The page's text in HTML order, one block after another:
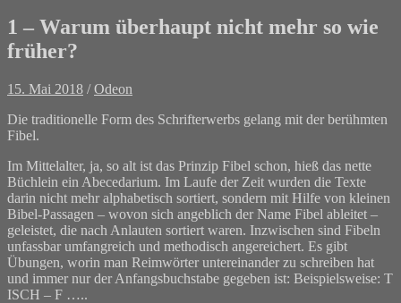
1 – Warum überhaupt nicht mehr so wie
früher?
15. Mai 2018 /Odeon
Die traditionelle Form des Schrifterwerbs gelang mit der berühmten
Fibel.
Im Mittelalter, ja, so alt ist das Prinzip Fibel schon, hieß das nette
Büchlein ein Abecedarium. Im Laufe der Zeit wurden die Texte
darin nicht mehr alphabetisch sortiert, sondern mit Hilfe von kleinen
Bibel-Passagen – wovon sich angeblich der Name Fibel ableitet –
geleistet, die nach Anlauten sortiert waren. Inzwischen sind Fibeln
unfassbar umfangreich und methodisch angereichert. Es gibt
Übungen, worin man Reimwörter untereinander zu schreiben hat
und immer nur der Anfangsbuchstabe gegeben ist: Beispielsweise: T
ISCH – F …..